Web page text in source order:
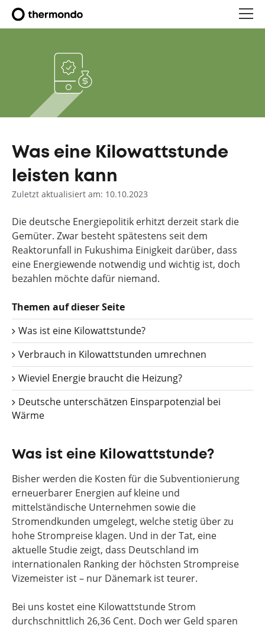
Was eine Kilowattstunde
leisten kann
Zuletzt aktualisiert am: 10.10.2023
Die deutsche Energiepolitik erhitzt derzeit stark die
Gemüter. Zwar besteht spätestens seit dem
Reaktorunfall in Fukushima Einigkeit darüber, dass
eine Energiewende notwendig und wichtig ist, doch
bezahlen möchte dafür niemand.
Themen auf dieser Seite
Was ist eine Kilowattstunde?
Verbrauch in Kilowattstunden umrechnen
Wieviel Energie braucht die Heizung?
Deutsche unterschätzen Einsparpotenzial bei
Wärme
Was ist eine Kilowattstunde?
Bisher werden die Kosten für die Subventionierung
erneuerbarer Energien auf kleine und
mittelständische Unternehmen sowie die
Stromendkunden umgelegt, welche stetig über zu
hohe Strompreise klagen. Und in der Tat, eine
aktuelle Studie zeigt, dass Deutschland im
internationalen Ranking der höchsten Strompreise
Vizemeister ist – nur Dänemark ist teurer.
Bei uns kostet eine Kilowattstunde Strom
durchschnittlich 26,36 Cent. Doch wer Geld sparen